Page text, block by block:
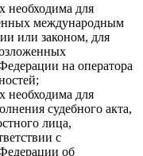
необходима для
международным
или законом, для
на оператора
необходима для
судебного акта,
лица,
с
об